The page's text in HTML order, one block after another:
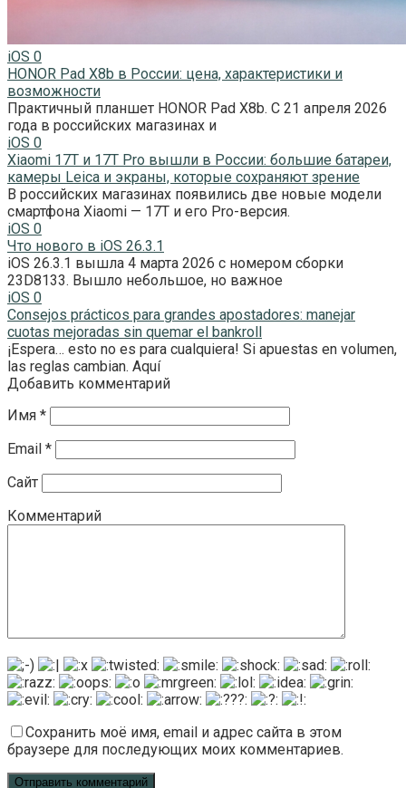
iOS 0
HONOR Pad X8b в России: цена, характеристики и
возможности
Практичный планшет HONOR Pad X8b. С 21 апреля 2026
года в российских магазинах и
iOS 0
Xiaomi 17T и 17T Pro вышли в России: большие батареи,
камеры Leica и экраны, которые сохраняют зрение
В российских магазинах появились две новые модели
смартфона Xiaomi — 17T и его Pro-версия.
iOS 0
Что нового в iOS 26.3.1
iOS 26.3.1 вышла 4 марта 2026 с номером сборки
23D8133. Вышло небольшое, но важное
iOS 0
Consejos prácticos para grandes apostadores: manejar
cuotas mejoradas sin quemar el bankroll
¡Espera… esto no es para cualquiera! Si apuestas en volumen,
las reglas cambian. Aquí
Добавить комментарий
Имя *
Email *
Сайт
Комментарий
Сохранить моё имя, email и адрес сайта в этом
браузере для последующих моих комментариев.